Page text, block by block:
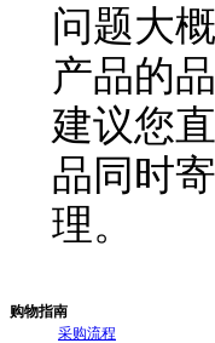
问题大
产品的
建议您
品同时
理。
购物指南
采购流程